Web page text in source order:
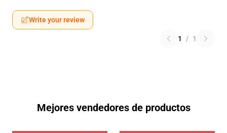
Write your review
1 / 1
Mejores vendedores de productos